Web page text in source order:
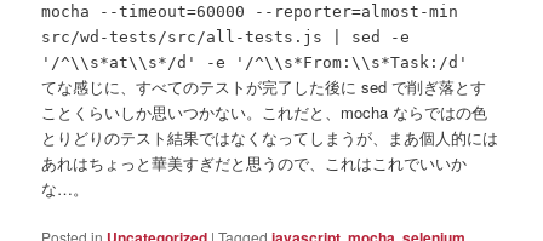
mocha --timeout=60000 --reporter=almost-min
src/wd-tests/src/all-tests.js | sed -e
'/^\\s*at\\s*/d' -e '/^\\s*From:\\s*Task:/d'
てな感じに、すべてのテストが完了した後に sed で削ぎ落とす
ことくらいしか思いつかない。これだと、mocha ならではの色
とりどりのテスト結果ではなくなってしまうが、まあ個人的には
あれはちょっと華美すぎだと思うので、これはこれでいいか
な…。
Posted in |Tagged , , ,